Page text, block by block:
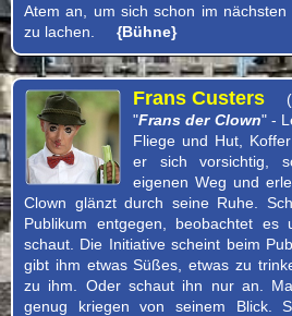
Atem an, um sich schon im
zu lachen. {Bühne}
Frans Custers
"Frans der Clown" -
Fliege und Hut,
er sich vorsichtig,
eigenen Weg und
Clown glänzt durch seine Ruhe.
Publikum entgegen, beobachtet es
schaut. Die Initiative scheint beim
gibt ihm etwas Süßes, etwas zu
zu ihm. Oder schaut ihn nur an.
genug kriegen von seinem Blick.